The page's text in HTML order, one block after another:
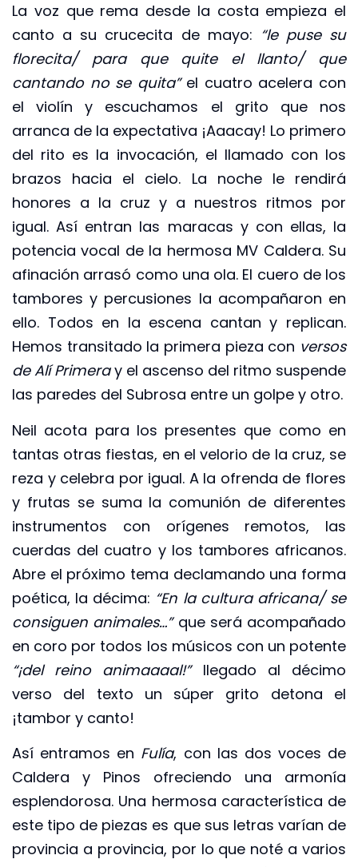
La voz que rema desde la costa empieza el
canto a su crucecita de mayo: “le puse su
florecita/ para que quite el llanto/ que
cantando no se quita”el cuatro acelera con
el violín y escuchamos el grito que nos
arranca de la expectativa ¡Aaacay! Lo primero
del rito es la invocación, el llamado con los
brazos hacia el cielo. La noche le rendirá
honores a la cruz y a nuestros ritmos por
igual. Así entran las maracas y con ellas, la
potencia vocal de la hermosa MV Caldera. Su
afinación arrasó como una ola. El cuero de los
tambores y percusiones la acompañaron en
ello. Todos en la escena cantan y replican.
Hemos transitado la primera pieza con versos
de Alí Primeray el ascenso del ritmo suspende
las paredes del Subrosa entre un golpe y otro.
Neil acota para los presentes que como en
tantas otras fiestas, en el velorio de la cruz, se
reza y celebra por igual. A la ofrenda de flores
y frutas se suma la comunión de diferentes
instrumentos con orígenes remotos, las
cuerdas del cuatro y los tambores africanos.
Abre el próximo tema declamando una forma
poética, la décima: “En la cultura africana/ se
consiguen animales…”que será acompañado
en coro por todos los músicos con un potente
“¡del reino animaaaal!” llegado al décimo
verso del texto un súper grito detona el
¡tambor y canto!
Así entramos en Fulía, con las dos voces de
Caldera y Pinos ofreciendo una armonía
esplendorosa. Una hermosa característica de
este tipo de piezas es que sus letras varían de
provincia a provincia, por lo que noté a varios